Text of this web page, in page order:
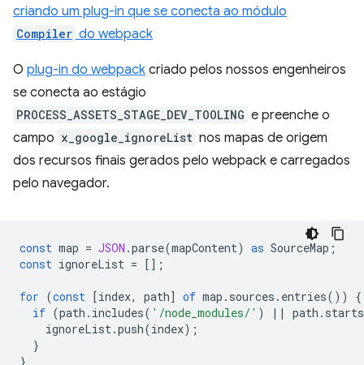
criando um plug-in que se conecta ao módulo
Compiler do webpack
O plug-in do webpack criado pelos nossos engenheiros
se conecta ao estágio
PROCESS_ASSETS_STAGE_DEV_TOOLING e preenche o
campo x_google_ignoreList nos mapas de origem
dos recursos finais gerados pelo webpack e carregados
pelo navegador.
const map = JSON .parse(mapContent) as SourceMap ;
const ignoreList = [];
for (const [index, path] of map . sources . entries())
{
if (path . includes( '/node_modules/' ) || path .
ignoreList .push(index);
}
}